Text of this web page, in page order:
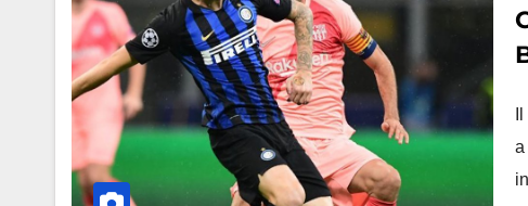
a